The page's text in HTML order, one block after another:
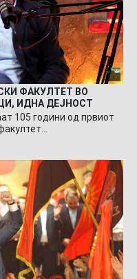
ФАКУЛТЕТ ВО
ИДНА ДЕЈНОСТ
105 години од првиот